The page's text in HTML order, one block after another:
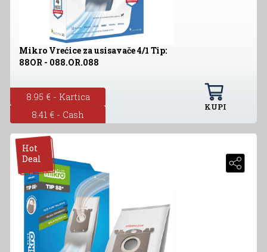
Mikro Vrećice za usisavače 4/1 Tip:
88OR - 088.OR.088
8.95 € - Kartica
8.41 € - Cash
KUPI
Hot
Deal